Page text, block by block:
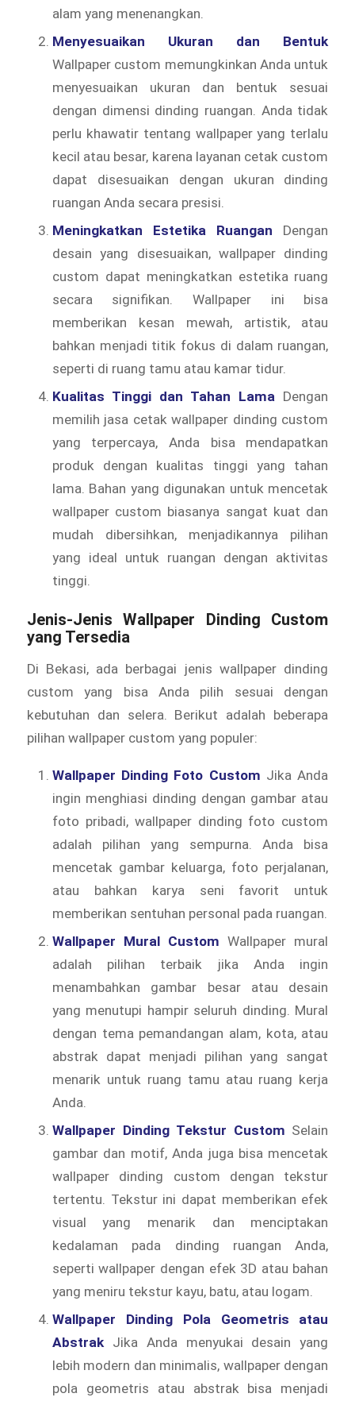
alam yang menenangkan.
Menyesuaikan Ukuran dan Bentuk
Wallpaper custom memungkinkan Anda untuk
menyesuaikan ukuran dan bentuk sesuai
dengan dimensi dinding ruangan. Anda tidak
perlu khawatir tentang wallpaper yang terlalu
kecil atau besar, karena layanan cetak custom
dapat disesuaikan dengan ukuran dinding
ruangan Anda secara presisi.
Meningkatkan Estetika Ruangan Dengan
desain yang disesuaikan, wallpaper dinding
custom dapat meningkatkan estetika ruang
secara signifikan. Wallpaper ini bisa
memberikan kesan mewah, artistik, atau
bahkan menjadi titik fokus di dalam ruangan,
seperti di ruang tamu atau kamar tidur.
Kualitas Tinggi dan Tahan Lama Dengan
memilih jasa cetak wallpaper dinding custom
yang terpercaya, Anda bisa mendapatkan
produk dengan kualitas tinggi yang tahan
lama. Bahan yang digunakan untuk mencetak
wallpaper custom biasanya sangat kuat dan
mudah dibersihkan, menjadikannya pilihan
yang ideal untuk ruangan dengan aktivitas
tinggi.
Jenis-Jenis Wallpaper Dinding Custom
yang Tersedia
Di Bekasi, ada berbagai jenis wallpaper dinding
custom yang bisa Anda pilih sesuai dengan
kebutuhan dan selera. Berikut adalah beberapa
pilihan wallpaper custom yang populer:
Wallpaper Dinding Foto Custom Jika Anda
ingin menghiasi dinding dengan gambar atau
foto pribadi, wallpaper dinding foto custom
adalah pilihan yang sempurna. Anda bisa
mencetak gambar keluarga, foto perjalanan,
atau bahkan karya seni favorit untuk
memberikan sentuhan personal pada ruangan.
Wallpaper Mural Custom Wallpaper mural
adalah pilihan terbaik jika Anda ingin
menambahkan gambar besar atau desain
yang menutupi hampir seluruh dinding. Mural
dengan tema pemandangan alam, kota, atau
abstrak dapat menjadi pilihan yang sangat
menarik untuk ruang tamu atau ruang kerja
Anda.
Wallpaper Dinding Tekstur Custom Selain
gambar dan motif, Anda juga bisa mencetak
wallpaper dinding custom dengan tekstur
tertentu. Tekstur ini dapat memberikan efek
visual yang menarik dan menciptakan
kedalaman pada dinding ruangan Anda,
seperti wallpaper dengan efek 3D atau bahan
yang meniru tekstur kayu, batu, atau logam.
Wallpaper Dinding Pola Geometris atau
AbstrakJika Anda menyukai desain yang
lebih modern dan minimalis, wallpaper dengan
pola geometris atau abstrak bisa menjadi